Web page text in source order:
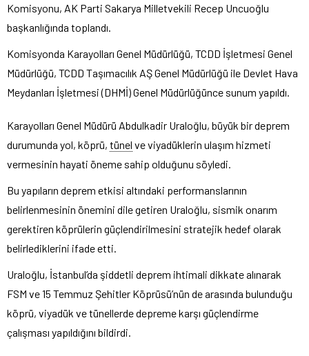
Komisyonu, AK Parti Sakarya Milletvekili Recep Uncuoğlu
başkanlığında toplandı.
Komisyonda Karayolları Genel Müdürlüğü, TCDD İşletmesi Genel
Müdürlüğü, TCDD Taşımacılık AŞ Genel Müdürlüğü ile Devlet Hava
Meydanları İşletmesi (DHMİ) Genel Müdürlüğünce sunum yapıldı.
Karayolları Genel Müdürü Abdulkadir Uraloğlu, büyük bir deprem
durumunda yol, köprü, tünel ve viyadüklerin ulaşım hizmeti
vermesinin hayati öneme sahip olduğunu söyledi.
Bu yapıların deprem etkisi altındaki performanslarının
belirlenmesinin önemini dile getiren Uraloğlu, sismik onarım
gerektiren köprülerin güçlendirilmesini stratejik hedef olarak
belirlediklerini ifade etti.
Uraloğlu, İstanbul’da şiddetli deprem ihtimali dikkate alınarak
FSM ve 15 Temmuz Şehitler Köprüsü’nün de arasında bulunduğu
köprü, viyadük ve tünellerde depreme karşı güçlendirme
çalışması yapıldığını bildirdi.